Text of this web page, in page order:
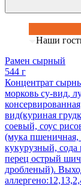
Наши
Рамен сырный
544 г
Концентрат
морковь су-вид,
вид(куриная
соевый, соус
(мука пшеничная,
кукурузный,
перец острый
дробленый).